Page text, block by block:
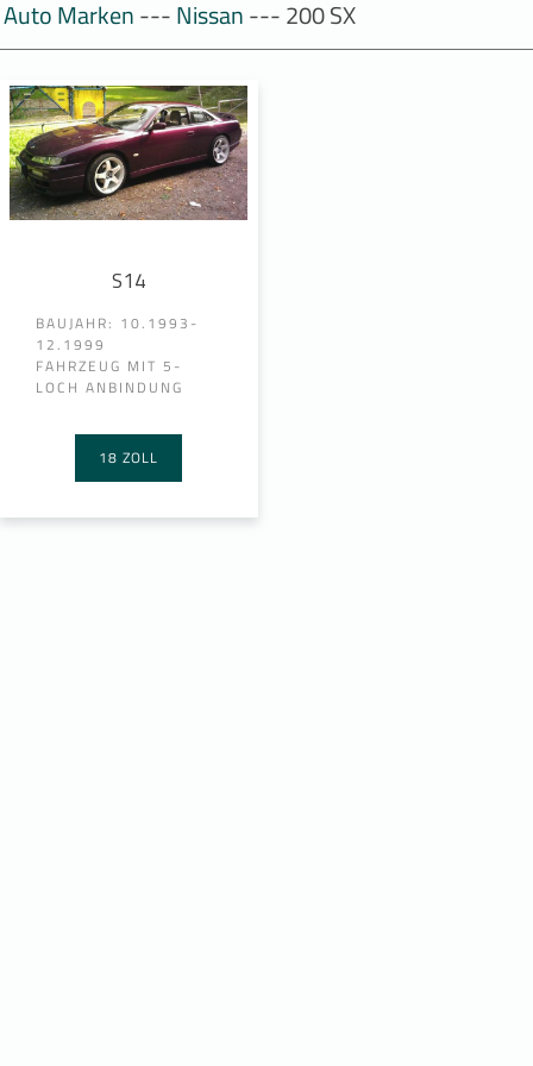
Auto Marken---Nissan--- 200 SX
S14
BAUJAHR: 10.1993-
12.1999
FAHRZEUG MIT 5-
LOCH ANBINDUNG
18 ZOLL